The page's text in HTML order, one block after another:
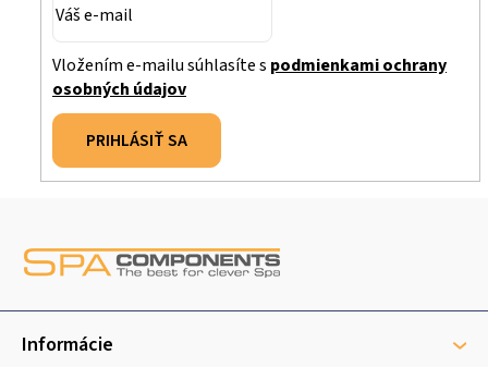
Vložením e-mailu súhlasíte s podmienkami ochrany
osobných údajov
PRIHLÁSIŤ SA
ä
Informácie